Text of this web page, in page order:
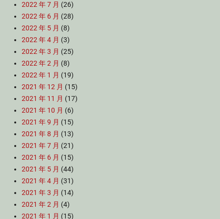
2022 年 7 月 (26)
2022 年 6 月 (28)
2022 年 5 月 (8)
2022 年 4 月 (3)
2022 年 3 月 (25)
2022 年 2 月 (8)
2022 年 1 月 (19)
2021 年 12 月 (15)
2021 年 11 月 (17)
2021 年 10 月 (6)
2021 年 9 月 (15)
2021 年 8 月 (13)
2021 年 7 月 (21)
2021 年 6 月 (15)
2021 年 5 月 (44)
2021 年 4 月 (31)
2021 年 3 月 (14)
2021 年 2 月 (4)
2021 年 1 月 (15)